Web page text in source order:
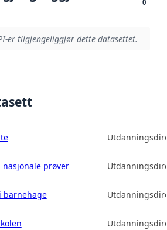
0
er tilgjengeliggjør dette datasettet.
prøver
barnehage